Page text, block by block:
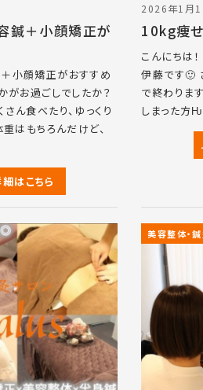
鍼＋小顔矯正が
小顔矯正がおすすめ
がお過ごしでしたか？
ん食べたり、ゆっくり
はもちろんだけど、
はこちら
2026年1月
10kg痩せ
こんにちは
伊藤です🙂
で終わりま
しまった方
美容整体・